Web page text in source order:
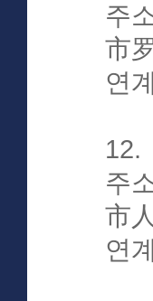
주
市
연
12.
주
市
연